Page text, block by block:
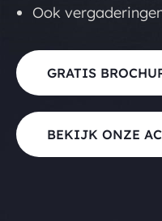
Ook
GRATIS
BEKIJK ONZE